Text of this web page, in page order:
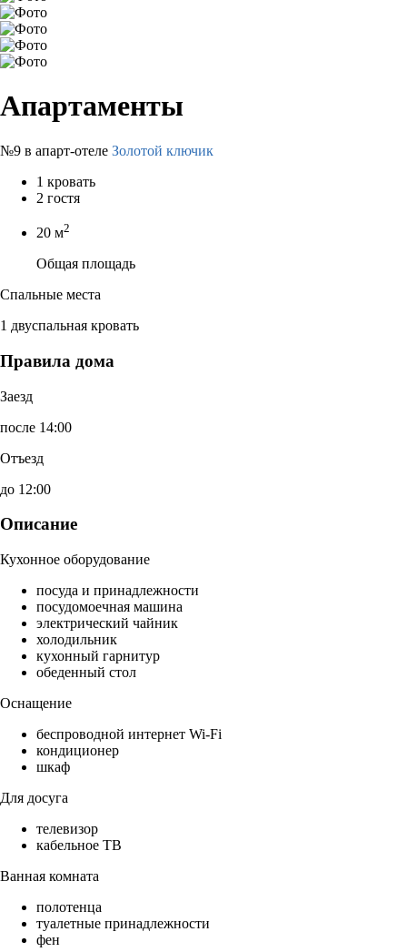
Апартаменты
№9 в апарт-отеле Золотой ключик
1 кровать
2 гостя
20 м2
Общая площадь
Спальные места
1 двуспальная кровать
Правила дома
Заезд
после 14:00
Отъезд
до 12:00
Описание
Кухонное оборудование
посуда и принадлежности
посудомоечная машина
электрический чайник
холодильник
кухонный гарнитур
обеденный стол
Оснащение
беспроводной интернет Wi-Fi
кондиционер
шкаф
Для досуга
телевизор
кабельное ТВ
Ванная комната
полотенца
туалетные принадлежности
фен